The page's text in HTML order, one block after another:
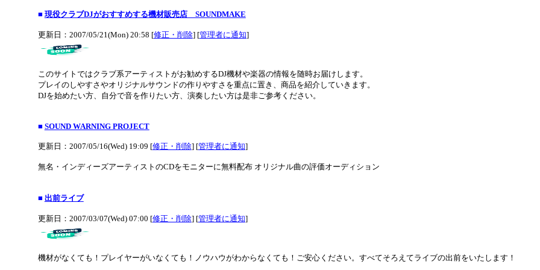
■ 現役クラブDJがおすすめする機材販売店 SOUNDMAKE
更新日：2007/05/21(Mon) 20:58 [修正・削除] [管理者に通知]
このサイトではクラブ系アーティストがお勧めするDJ機材や楽器の情報を随時お届けします。
プレイのしやすさやオリジナルサウンドの作りやすさを重点に置き、商品を紹介していきます。
DJを始めたい方、自分で音を作りたい方、演奏したい方は是非ご参考ください。
■ SOUND WARNING PROJECT
更新日：2007/05/16(Wed) 19:09 [修正・削除] [管理者に通知]
無名・インディーズアーティストのCDをモニターに無料配布 オリジナル曲の評価オーディション
■ 出前ライブ
更新日：2007/03/07(Wed) 07:00 [修正・削除] [管理者に通知]
機材がなくても！プレイヤーがいなくても！ノウハウがわからなくても！ご安心ください。すべてそろえてライブの出前をいたします！